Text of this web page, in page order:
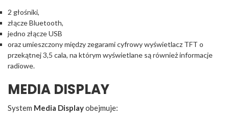
2 głośniki,
złącze Bluetooth,
jedno złącze USB
oraz umieszczony między zegarami cyfrowy wyświetlacz TFT o
przekątnej 3,5 cala, na którym wyświetlane są również informacje
radiowe.
MEDIA DISPLAY
System Media Displayobejmuje: